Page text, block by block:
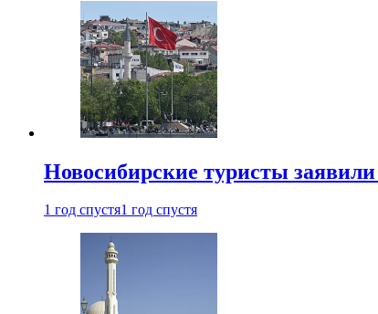
Новосибирские туристы
1 год спустя1 год спустя